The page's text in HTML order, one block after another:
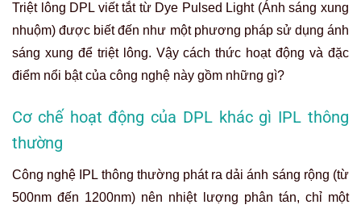
Triệt lông DPL viết tắt từ Dye Pulsed Light (Ánh sáng xung
nhuộm) được biết đến như một phương pháp sử dụng ánh
sáng xung để triệt lông. Vậy cách thức hoạt động và đặc
điểm nổi bật của công nghệ này gồm những gì?
Cơ chế hoạt động của DPL khác gì IPL thông
thường
Công nghệ IPL thông thường phát ra dải ánh sáng rộng (từ
500nm đến 1200nm) nên nhiệt lượng phân tán, chỉ một